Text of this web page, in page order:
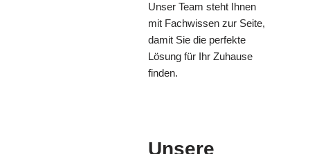
Unser Team steht Ihnen
mit Fachwissen zur Seite,
damit Sie die perfekte
Lösung für Ihr Zuhause
finden.
Unsere